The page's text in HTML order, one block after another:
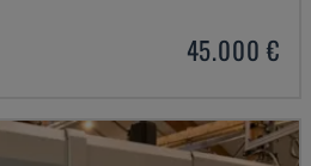
45.000 €